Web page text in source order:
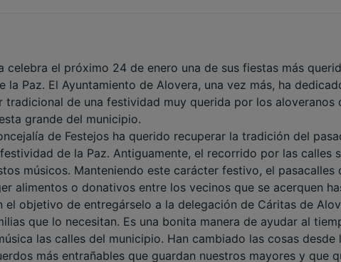
celebra el próximo 24 de enero una de sus fiestas más
la Paz. El Ayuntamiento de Alovera, una vez más, ha
tradicional de una festividad muy querida por los aloveranos
grande del municipio.
de Festejos ha querido recuperar la tradición del
de la Paz. Antiguamente, el recorrido por las calles
músicos. Manteniendo este carácter festivo, el pasacalles
alimentos o donativos entre los vecinos que se acerquen
el objetivo de entregárselo a la delegación de Cáritas de
que lo necesitan. Es una bonita manera de ayudar al
las calles del municipio. Han cambiado las cosas
más entrañables que guardan nuestros mayores y que